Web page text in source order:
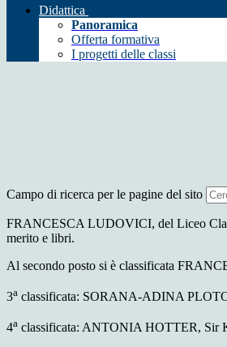
Didattica
Panoramica
Offerta formativa
I progetti delle classi
Campo di ricerca per le pagine del sito
FRANCESCA LUDOVICI, del Liceo
merito e libri.
Al secondo posto si è classificata
3a classificata: SORANA-ADINA
4a classificata: ANTONIA HOTTER, Sir